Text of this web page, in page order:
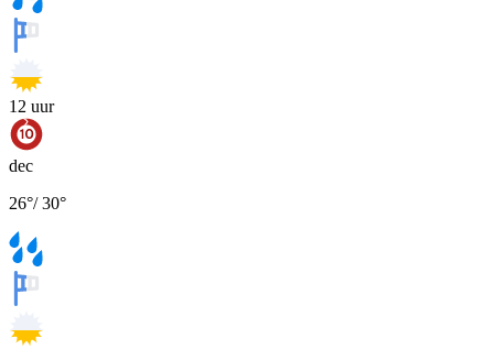
12 uur
dec
26°/30°